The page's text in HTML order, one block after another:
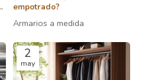
empotrado?
Armarios a medida
2
may